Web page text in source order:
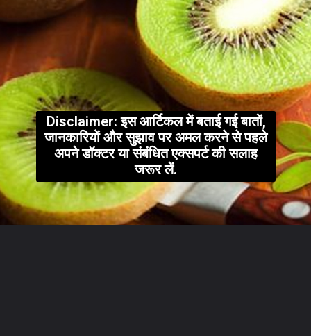
Disclaimer: इस आर्टिकल में बताई गई बातों,
जानकारियों और सुझाव पर अमल करने से पहले
अपने डॉक्टर या संबंधित एक्सपर्ट की सलाह
जरूर लें.